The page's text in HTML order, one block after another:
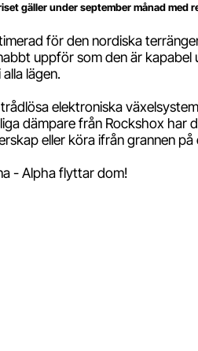
gäller under september månad
för den nordiska
uppför som den är
lägen.
elektroniska
dämpare från Rockshox
eller köra ifrån grannen
- Alpha flyttar dom!